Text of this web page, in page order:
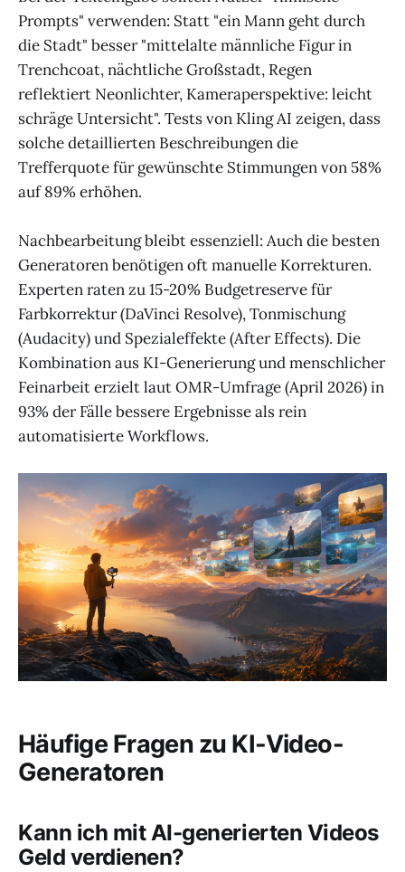
Prompts" verwenden: Statt "ein Mann geht durch
die Stadt" besser "mittelalte männliche Figur in
Trenchcoat, nächtliche Großstadt, Regen
reflektiert Neonlichter, Kameraperspektive: leicht
schräge Untersicht". Tests von Kling AI zeigen, dass
solche detaillierten Beschreibungen die
Trefferquote für gewünschte Stimmungen von 58%
auf 89% erhöhen.
Nachbearbeitung bleibt essenziell: Auch die besten
Generatoren benötigen oft manuelle Korrekturen.
Experten raten zu 15-20% Budgetreserve für
Farbkorrektur (DaVinci Resolve), Tonmischung
(Audacity) und Spezialeffekte (After Effects). Die
Kombination aus KI-Generierung und menschlicher
Feinarbeit erzielt laut OMR-Umfrage (April 2026) in
93% der Fälle bessere Ergebnisse als rein
automatisierte Workflows.
Häufige Fragen zu KI-Video-
Generatoren
Kann ich mit AI-generierten Videos
Geld verdienen?